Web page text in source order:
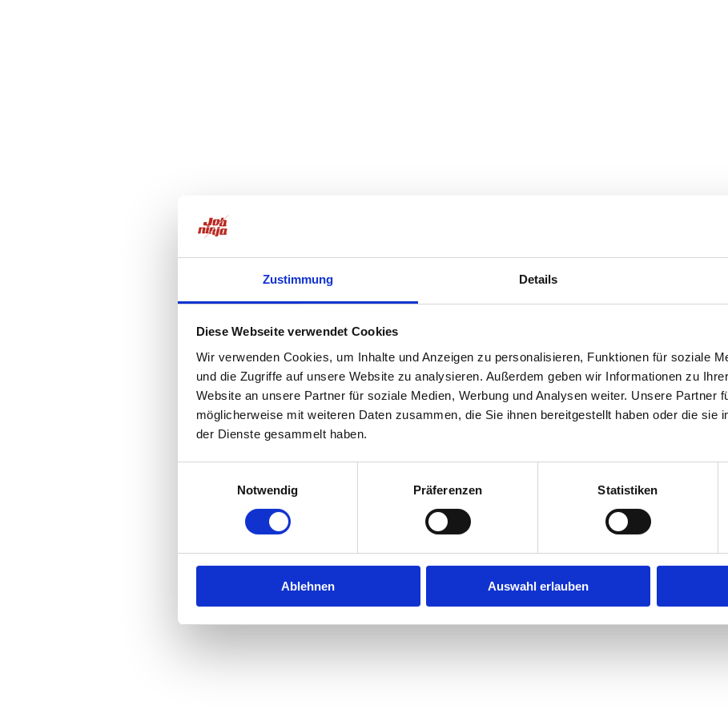
Zustimmung Details
Diese Webseite verwendet Cookies
Wir verwenden Cookies, um Inhalte und Anzeigen zu personalisieren, Funktionen für soziale
und die Zugriffe auf unsere Website zu analysieren. Außerdem geben wir Informationen zu
Website an unsere Partner für soziale Medien, Werbung und Analysen weiter. Unsere Partner
möglicherweise mit weiteren Daten zusammen, die Sie ihnen bereitgestellt haben oder die sie
der Dienste gesammelt haben.
Notwendig
Präferenzen Statistiken
Ablehnen Auswahl erlauben
Application error: aclient-side exception has occurred while loadingjobninja.com(see the browser